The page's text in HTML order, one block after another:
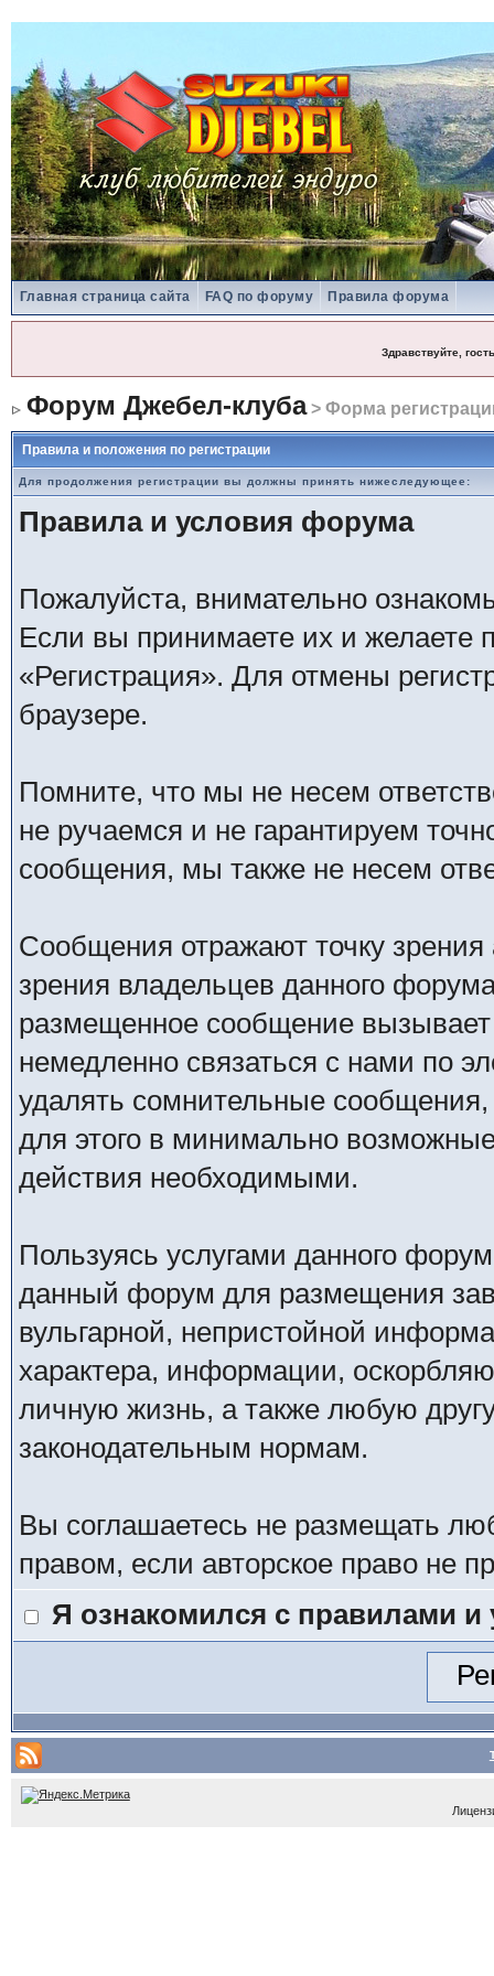
Главная страница сайта FAQ по форуму Правила форума
Здравствуйте, гость
Форум Джебел-клуба> Форма
Правила и положения по регистрации
Для продолжения регистрации вы должны принять нижеследующее:
Правила и условия форума
Пожалуйста, внимательно
Если вы принимаете их и желаете
«Регистрация». Для отмены
браузере.
Помните, что мы не несем
не ручаемся и не гарантируем
сообщения, мы также не несем
Сообщения отражают точку зрения
зрения владельцев данного
размещенное сообщение
немедленно связаться с нами по
удалять сомнительные
для этого в минимально
действия необходимыми.
Пользуясь услугами данного
данный форум для размещения
вульгарной, непристойной
характера, информации,
личную жизнь, а также любую
законодательным нормам.
Вы соглашаетесь не размещать
правом, если авторское право не
Я ознакомился с правилами